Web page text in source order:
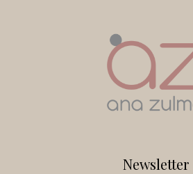
Newsletter